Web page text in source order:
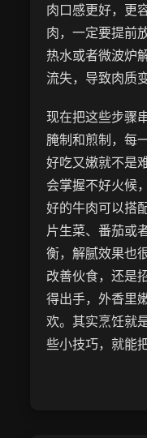
肉口感更好，更
肉，一定要提前
热水或者微波炉
流失，导致肉质
现在把这些步骤
腌制和煎制，每
好吃又嫩就不是
会掌握不好火候
好的牛肉可以搭
片生菜、番茄或
衡，解腻效果也
改善伙食，还是
得出手，外香里
欢。其实烹饪就
些小技巧，就能